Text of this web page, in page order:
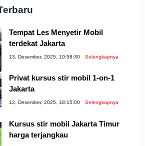
Tempat Les Menyetir Mobil
terdekat Jakarta
13, Desember, 2025, 10:58:30 Selengkapnya
Privat kursus stir mobil 1-on-1
Jakarta
12, Desember, 2025, 18:15:00 Selengkapnya
Kursus stir mobil Jakarta Timur
harga terjangkau